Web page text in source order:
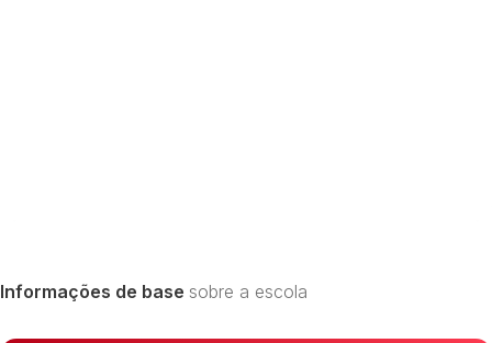
Informações de base sobre a escola